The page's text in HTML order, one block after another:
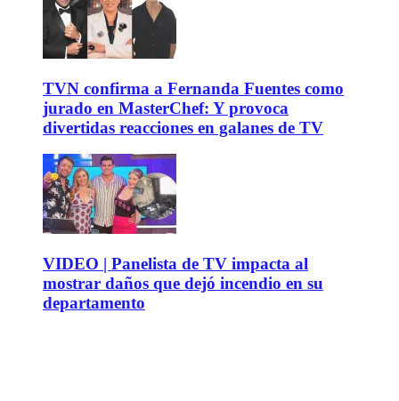
TVN confirma a Fernanda Fuentes como
jurado en MasterChef: Y provoca
divertidas reacciones en galanes de TV
VIDEO | Panelista de TV impacta al
mostrar daños que dejó incendio en su
departamento